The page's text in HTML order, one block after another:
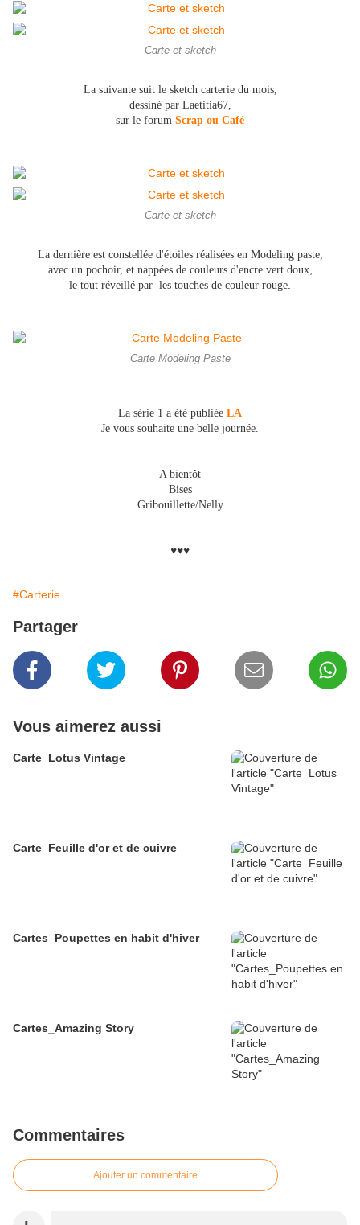
Carte et sketch
La suivante suit le sketch carterie du mois,
dessiné par Laetitia67,
sur le forum Scrap ou Café
Carte et sketch
La dernière est constellée d'étoiles réalisées en Modeling paste,
avec un pochoir, et nappées de couleurs d'encre vert doux,
le tout réveillé par les touches de couleur rouge
Carte Modeling Paste
La série 1 a été publiée LA
Je vous souhaite une belle journée.
A bientôt
Bises
Gribouillette/Nelly
♥♥♥
#Carterie
Partager
Vous aimerez aussi
Carte_Lotus Vintage
Carte_Feuille d'or et de cuivre
Cartes_Poupettes en habit d'hiver
Cartes_Amazing Story
Commentaires
Ajouter un commentaire